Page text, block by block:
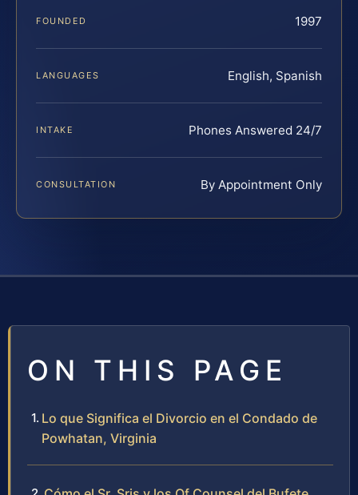
FOUNDED 1997
LANGUAGES English, Spanish
INTAKE Phones Answered 24/7
CONSULTATION By Appointment Only
ON THIS PAGE
Lo que Significa el Divorcio en el Condado de
Powhatan, Virginia